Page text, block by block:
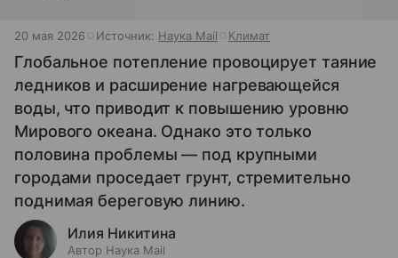
20 мая 2026 Источник: Наука Mail Климат
Глобальное потепление провоцирует таяние
ледников и расширение нагревающейся
воды, что приводит к повышению уровню
Мирового океана. Однако это только
половина проблемы — под крупными
городами проседает грунт, стремительно
поднимая береговую линию.
Илия Никитина
Автор Наука Mail